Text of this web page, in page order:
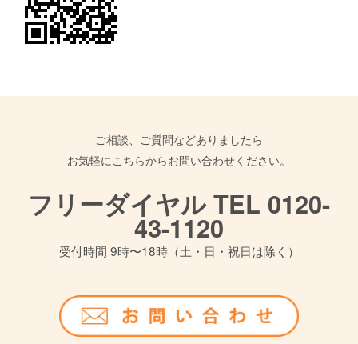
ご相談、ご質問などありましたら
お気軽にこちらからお問い合わせください。
フリーダイヤル TEL 0120-
43-1120
受付時間 9時〜18時（土・日・祝日は除く）